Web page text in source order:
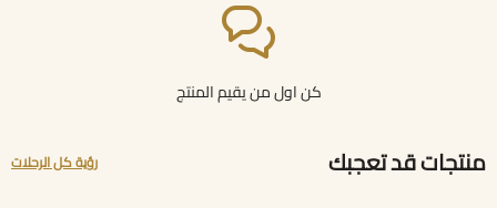
كن اول من يقيم المنتج
منتجات قد تعجبك رؤية كل الرحلات